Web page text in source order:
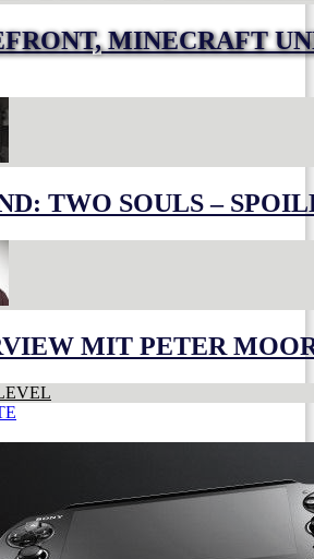
MINECRAFT
TWO SOULS –
MIT PETER